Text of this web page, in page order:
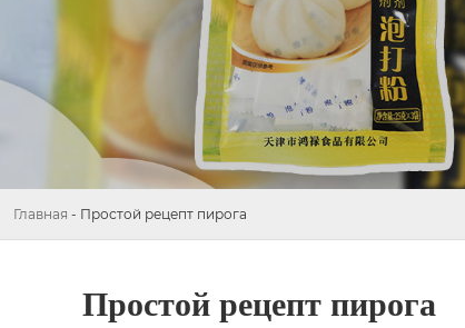
Главная - Простой рецепт пирога
Простой рецепт пирога